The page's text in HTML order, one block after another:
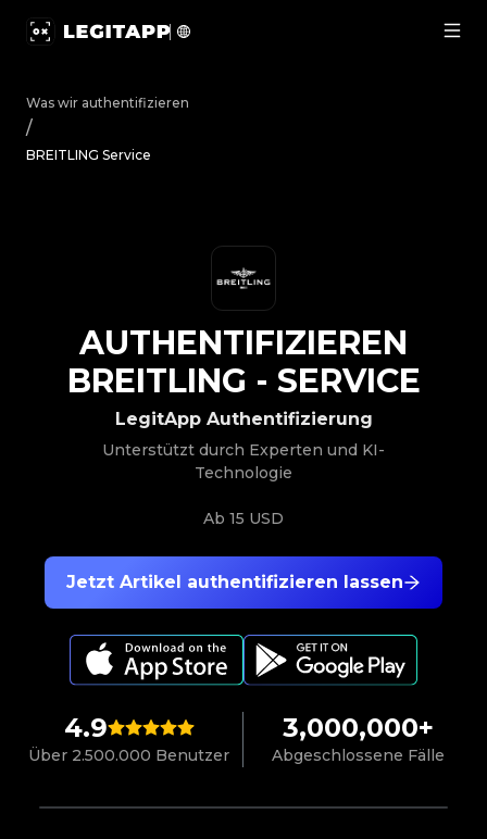
Was wir authentifizieren
/
BREITLING Service
4.9
Über 2.500.000 Benutzer
3,000,000+
Abgeschlossene Fälle
Jetzt Artikel authentifizieren lassen
LegitApp Authentifizierung
Unterstützt durch Experten und KI-
Technologie
Ab 15 USD
AUTHENTIFIZIEREN
BREITLING - SERVICE